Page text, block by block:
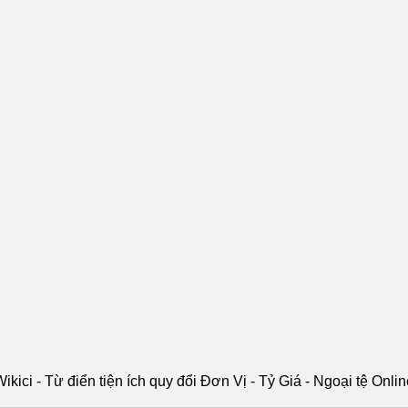
- Từ điển tiện ích quy đổi Đơn Vị - Tỷ Giá - Ngoại tệ